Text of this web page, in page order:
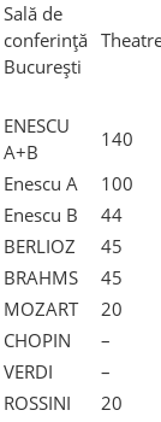
Sală de
conferință
București
ENESCU
A+B
140
Enescu A
100
Enescu B
44
BERLIOZ
45
BRAHMS
45
MOZART
20
CHOPIN
–
VERDI
–
ROSSINI
20